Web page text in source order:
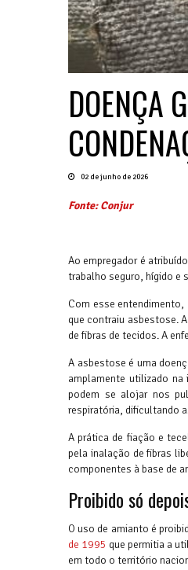
DOENÇA
02 de junho de 2026
Fonte: Conjur
Ao empregador é
trabalho seguro, hígido e
Com esse entendimento,
que contraiu asbestose.
de fibras de tecidos. A
A asbestose é uma
amplamente utilizado
podem se alojar nos
respiratória, dificultando
A prática de fiação e
pela inalação de fibras
componentes à base de
Proibido só
O uso de amianto é
de 1995 que permitia a
em todo o território